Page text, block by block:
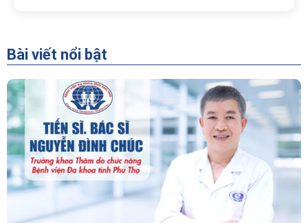
Bài viết nổi bật
“Người Dẫn Đường” Của Khoa Thăm Dò Chức
Năng – Bệnh Viện Đa Khoa Tỉnh Phú Thọ